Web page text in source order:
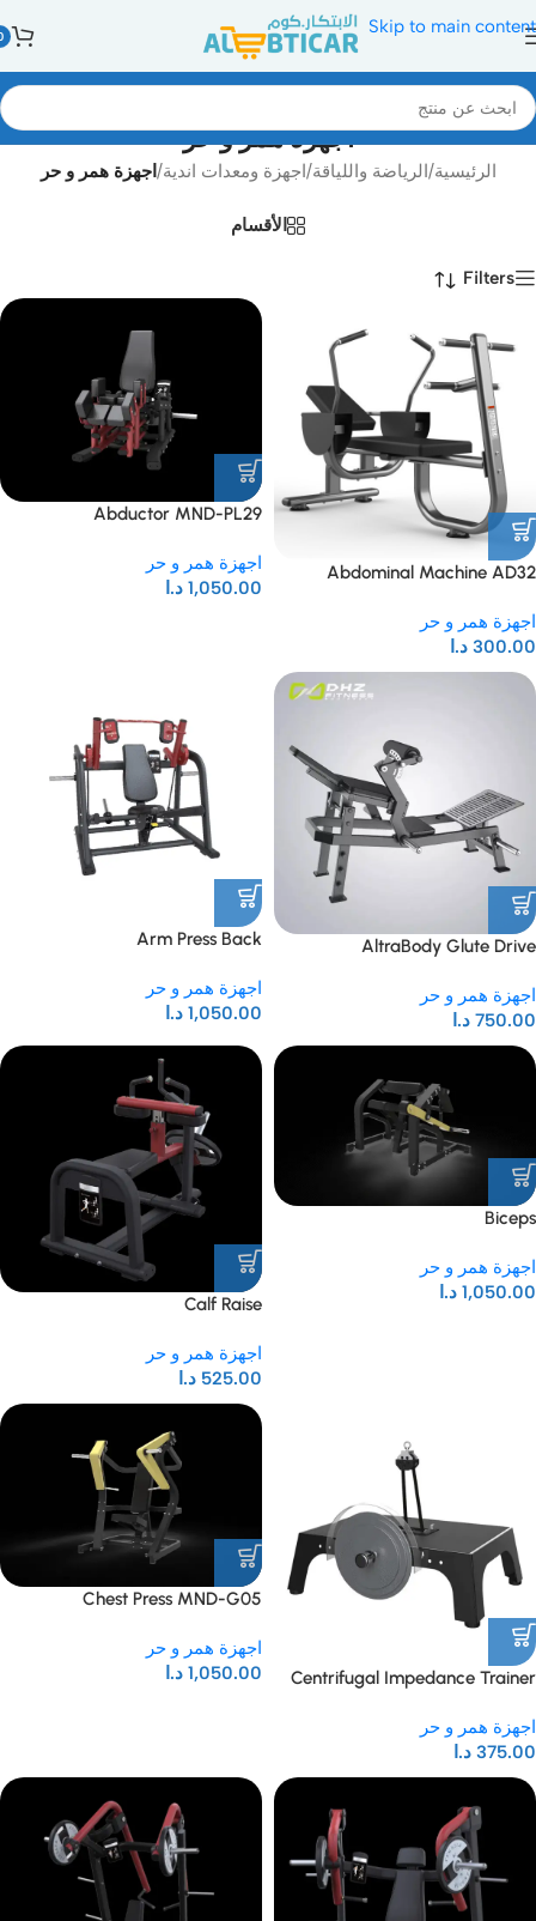
Skip to main content
اجهزة همر و حر
الرئيسية/الرياضة واللياقة/اجهزة ومعدات اندية/ اجهزة همر و حر
الأقسام
Filters
Abdominal Machine AD32
اجهزة همر و حر
300.00 د.ا
Abductor MND-PL29
اجهزة همر و حر
1,050.00 د.ا
AltraBody Glute Drive
اجهزة همر و حر
750.00 د.ا
Arm Press Back
اجهزة همر و حر
1,050.00 د.ا
Biceps
اجهزة همر و حر
1,050.00 د.ا
Calf Raise
اجهزة همر و حر
525.00 د.ا
Centrifugal Impedance Trainer
اجهزة همر و حر
375.00 د.ا
Chest Press MND-G05
اجهزة همر و حر
1,050.00 د.ا